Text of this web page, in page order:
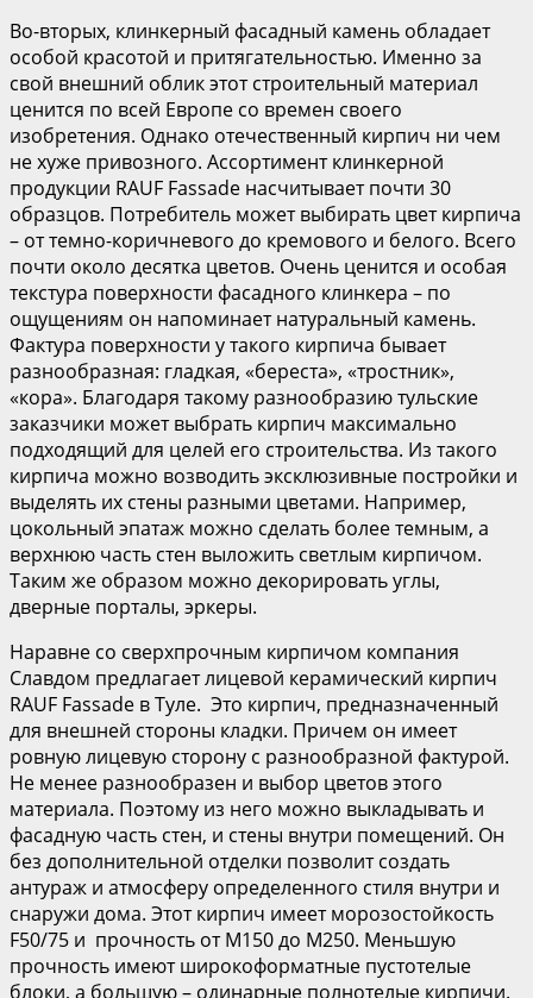
Во-вторых, клинкерный фасадный камень обладает
особой красотой и притягательностью. Именно за
свой внешний облик этот строительный материал
ценится по всей Европе со времен своего
изобретения. Однако отечественный кирпич ни чем
не хуже привозного. Ассортимент клинкерной
продукции RAUF Fassade насчитывает почти 30
образцов. Потребитель может выбирать цвет кирпича
– от темно-коричневого до кремового и белого. Всего
почти около десятка цветов. Очень ценится и особая
текстура поверхности фасадного клинкера – по
ощущениям он напоминает натуральный камень.
Фактура поверхности у такого кирпича бывает
разнообразная: гладкая, «береста», «тростник»,
«кора». Благодаря такому разнообразию тульские
заказчики может выбрать кирпич максимально
подходящий для целей его строительства. Из такого
кирпича можно возводить эксклюзивные постройки и
выделять их стены разными цветами. Например,
цокольный эпатаж можно сделать более темным, а
верхнюю часть стен выложить светлым кирпичом.
Таким же образом можно декорировать углы,
дверные порталы, эркеры.
Наравне со сверхпрочным кирпичом компания
Славдом предлагает лицевой керамический кирпич
RAUF Fassade в Туле. Это кирпич, предназначенный
для внешней стороны кладки. Причем он имеет
ровную лицевую сторону с разнообразной фактурой.
Не менее разнообразен и выбор цветов этого
материала. Поэтому из него можно выкладывать и
фасадную часть стен, и стены внутри помещений. Он
без дополнительной отделки позволит создать
антураж и атмосферу определенного стиля внутри и
снаружи дома. Этот кирпич имеет морозостойкость
F50/75 и прочность от М150 до М250. Меньшую
прочность имеют широкоформатные пустотелые
блоки, а большую – одинарные полнотелые кирпичи.